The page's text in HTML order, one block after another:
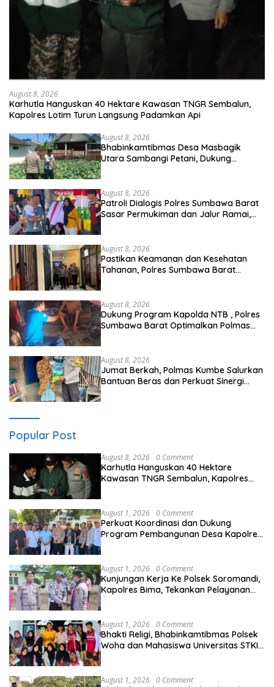
August 8, 2026
Karhutla Hanguskan 40 Hektare Kawasan TNGR Sembalun,
Kapolres Lotim Turun Langsung Padamkan Api
August 8, 2026
Bhabinkamtibmas Desa Masbagik
Utara Sambangi Petani, Dukung
August 8, 2026
Patroli Dialogis Polres Sumbawa Barat
Sasar Permukiman dan Jalur Ramai,
August 8, 2026
Pastikan Keamanan dan Kesehatan
Tahanan, Polres Sumbawa Barat
August 8, 2026
Dukung Program Kapolda NTB , Polres
Sumbawa Barat Optimalkan Polmas
August 8, 2026
Jumat Berkah, Polmas Kumbe Salurkan
Bantuan Beras dan Perkuat Sinergi
Popular Post
August 8, 2026 0 Comment
Karhutla Hanguskan 40 Hektare
Kawasan TNGR Sembalun, Kapolres
August 1, 2026 0 Comment
Perkuat Koordinasi dan Dukung
Program Pembangunan Desa Kapolres
August 1, 2026 0 Comment
Kunjungan Kerja Ke Polsek Soromandi,
Kapolres Bima, Tekankan Pelayanan
August 1, 2026 0 Comment
Bhakti Religi, Bhabinkamtibmas Polsek
Woha dan Mahasiswa Universitas STKIP
August 1, 2026 0 Comment